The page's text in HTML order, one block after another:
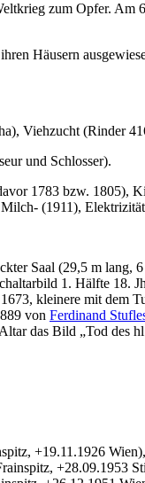
zum Opfer. Am
Häusern
Viehzucht (Rinder
und Schlosser).
1783 bzw. 1805),
(1911),
Saal (29,5 m lang,
1. Hälfte
kleinere mit dem
von Ferdinand
das Bild „Tod des
+19.11.1926
+28.09.1953